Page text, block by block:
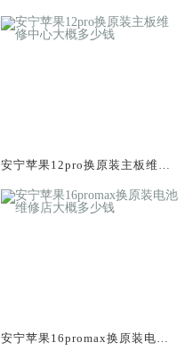
安宁苹果12pro换原装主板维修
安宁苹果16promax换原装电池